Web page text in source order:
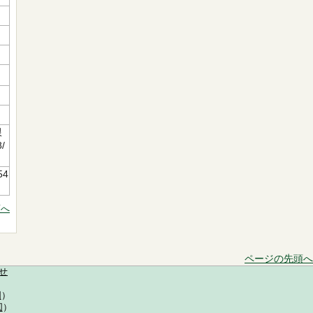
ページの先頭へ
）
）